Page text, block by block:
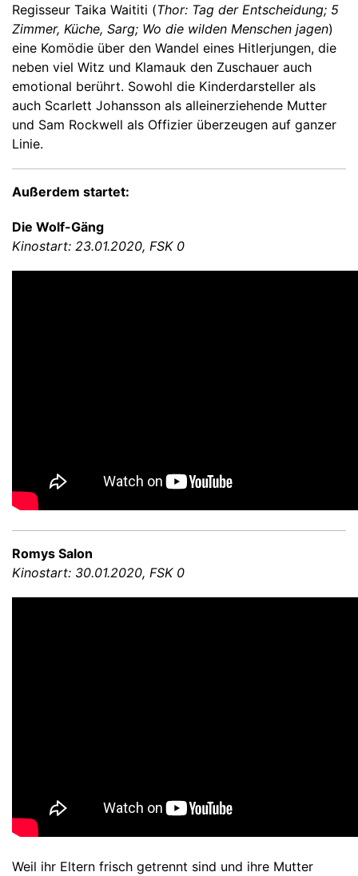
Regisseur Taika Waititi (Thor: Tag der Entscheidung; 5
Zimmer, Küche, Sarg; Wo die wilden Menschen jagen)
eine Komödie über den Wandel eines Hitlerjungen, die
neben viel Witz und Klamauk den Zuschauer auch
emotional berührt. Sowohl die Kinderdarsteller als
auch Scarlett Johansson als alleinerziehende Mutter
und Sam Rockwell als Offizier überzeugen auf ganzer
Linie.
Außerdem startet:
Die Wolf-Gäng
Kinostart: 23.01.2020, FSK 0
Romys Salon
Kinostart: 30.01.2020, FSK 0
Weil ihr Eltern frisch getrennt sind und ihre Mutter